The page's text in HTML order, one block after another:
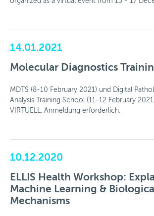
Kontakt
14.01.2021
Molecular Diagnostics
MDTS (8-10 February 2021) und Digital
Analysis Training School (11-12 February
VIRTUELL. Anmeldung erforderlich.
10.12.2020
ELLIS Health Workshop:
Machine Learning &
Mechanisms